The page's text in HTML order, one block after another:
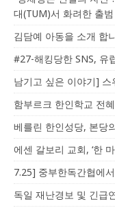
대(TUM)서 화려한 출범
김담예 아동을 소개 합
#27-해킹당한 SNS, 유
남기고 싶은 이야기]
함부르크 한인학교 전
베를린 한인성당, 본당
에센 갈보리 교회, ‘한
7.25] 중부한독간협에
독일 재난경보 및 긴급